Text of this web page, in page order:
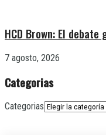
HCD Brown: El
7 agosto, 2026
Categorias
Categorias